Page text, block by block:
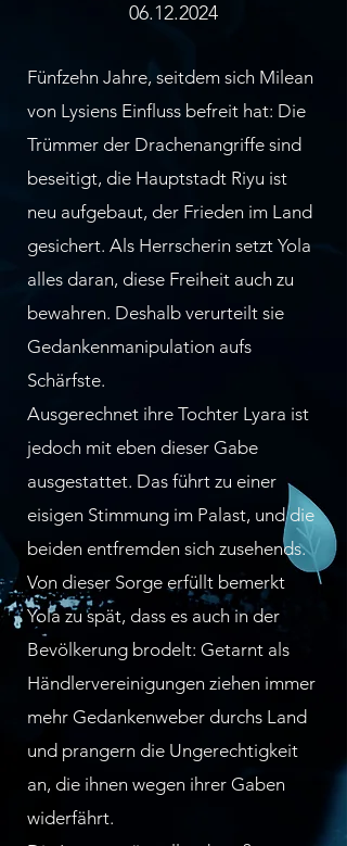
06.12.2024
Fünfzehn Jahre, seitdem sich Milean
von Lysiens Einfluss befreit hat: Die
Trümmer der Drachenangriffe sind
beseitigt, die Hauptstadt Riyu ist
neu aufgebaut, der Frieden im Land
gesichert. Als Herrscherin setzt Yola
alles daran, diese Freiheit auch zu
bewahren. Deshalb verurteilt sie
Gedankenmanipulation aufs
Schärfste.
Ausgerechnet ihre Tochter Lyara ist
jedoch mit eben dieser Gabe
ausgestattet. Das führt zu einer
eisigen Stimmung im Palast, und die
beiden entfremden sich zusehends.
Von dieser Sorge erfüllt bemerkt
Yola zu spät, dass es auch in der
Bevölkerung brodelt: Getarnt als
Händlervereinigungen ziehen immer
mehr Gedankenweber durchs Land
und prangern die Ungerechtigkeit
an, die ihnen wegen ihrer Gaben
widerfährt.